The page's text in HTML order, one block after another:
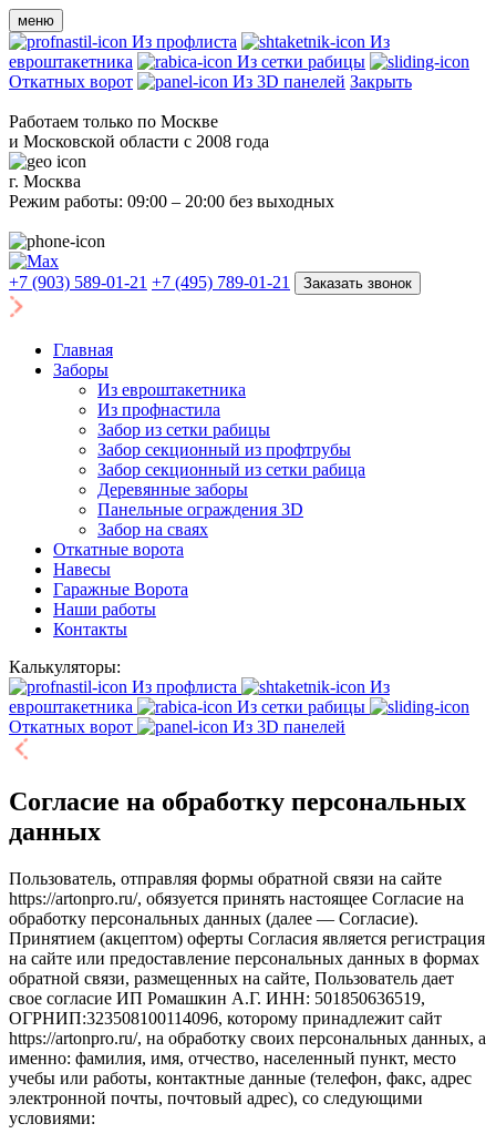
меню
Из профлиста
Из
евроштакетника
Из сетки рабицы
Откатных ворот
Из 3D панелей Закрыть
Работаем только по Москве
и Московской области с 2008 года
г. Москва
Режим работы: 09:00 – 20:00 без выходных
+7 (903) 589-01-21 +7 (495) 789-01-21 Заказать звонок
Главная
Заборы
Из евроштакетника
Из профнастила
Забор из сетки рабицы
Забор секционный из профтрубы
Забор секционный из сетки рабица
Деревянные заборы
Панельные ограждения 3D
Забор на сваях
Откатные ворота
Навесы
Гаражные Ворота
Наши работы
Контакты
Калькуляторы:
Из профлиста
Из
евроштакетника
Из сетки рабицы
Откатных ворот
Из 3D панелей
Согласие на обработку персональных
данных
Пользователь, отправляя формы обратной связи на сайте
https://artonpro.ru/, обязуется принять настоящее Согласие на
обработку персональных данных (далее — Согласие).
Принятием (акцептом) оферты Согласия является регистрация
на сайте или предоставление персональных данных в формах
обратной связи, размещенных на сайте, Пользователь дает
свое согласие ИП Ромашкин А.Г. ИНН: 501850636519,
ОГРНИП:323508100114096, которому принадлежит сайт
https://artonpro.ru/, на обработку своих персональных данных, а
именно: фамилия, имя, отчество, населенный пункт, место
учебы или работы, контактные данные (телефон, факс, адрес
электронной почты, почтовый адрес), со следующими
условиями: